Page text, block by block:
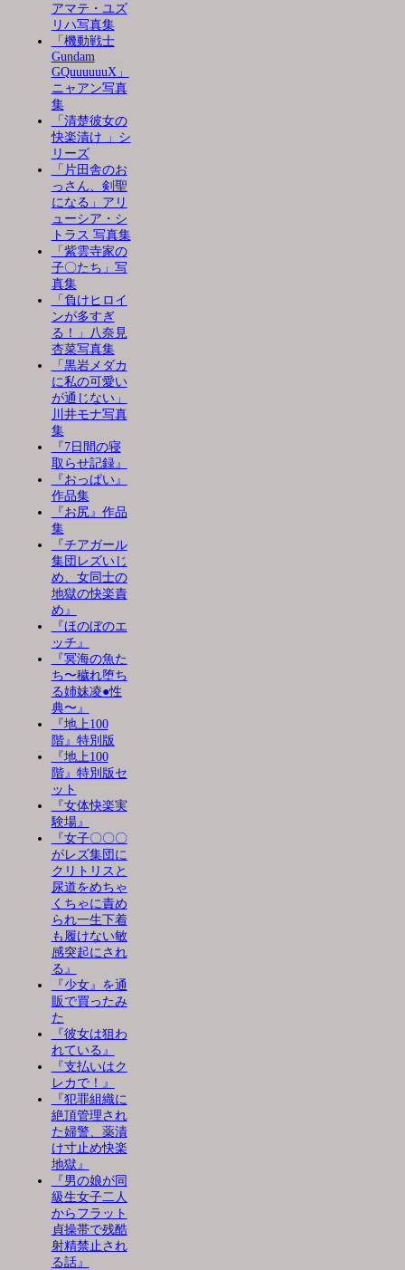
アマテ・ユズ
リハ写真集
「機動戦士
Gundam
GQuuuuuuX」
ニャアン写真
集
「清楚彼女の
快楽漬け 」シ
リーズ
「片田舎のお
っさん、剣聖
になる」アリ
ューシア・シ
トラス 写真集
「紫雲寺家の
子〇たち」写
真集
「負けヒロイ
ンが多すぎ
る！」八奈見
杏菜写真集
「黒岩メダカ
に私の可愛い
が通じない」
川井モナ写真
集
『7日間の寝
取らせ記録』
『おっぱい』
作品集
『お尻』作品
集
『チアガール
集団レズいじ
め、女同士の
地獄の快楽責
め』
『ほのぼのエ
ッチ』
『冥海の魚た
ち〜穢れ堕ち
る姉妹凌●性
典〜』
『地上100
階』特別版
『地上100
階』特別版セ
ット
『女体快楽実
験場』
『女子〇〇〇
がレズ集団に
クリトリスと
尿道をめちゃ
くちゃに責め
られ一生下着
も履けない敏
感突起にされ
る』
『少女』を通
販で買ったみ
た
『彼女は狙わ
れている』
『支払いはク
レカで！』
『犯罪組織に
絶頂管理され
た婦警、薬漬
け寸止め快楽
地獄』
『男の娘が同
級生女子二人
からフラット
貞操帯で残酷
射精禁止され
る話』